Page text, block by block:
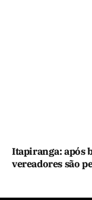
Itapiranga: após
vereadores são